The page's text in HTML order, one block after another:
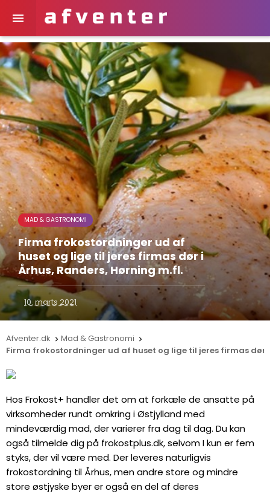

MAD & GASTRONOMI
Firma frokostordninger ud af
huset og lige til jeres firmas dør i
Århus, Randers, Hørning m.fl.
10. marts 2021
Afventer.dk  Mad & Gastronomi 
Firma frokostordninger ud af huset og lige til jeres firmas dør i
Hos Frokost+ handler det om at forkæle de ansatte på
virksomheder rundt omkring i Østjylland med
mindeværdig mad, der varierer fra dag til dag. Du kan
også tilmelde dig på frokostplus.dk, selvom I kun er fem
styks, der vil være med. Der leveres naturligvis
frokostordning til Århus, men andre store og mindre
store østjyske byer er også en del af deres